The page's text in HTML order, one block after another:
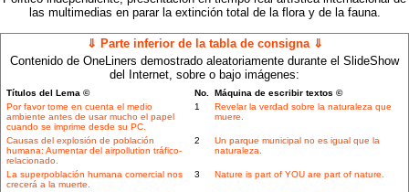
las multimedias en parar la extinción total de la flora y de la fauna.
⇓ Parte inferior de la tabla de consigna ⇓
Contenido de OneLiners demostrado aleatoriamente durante el SlideShow
del Internet, sobre o bajo imágenes:
Títulos del Lema © No. Máquina de escribir textos ©
Por favor tome en cuenta el medio
ambiente antes de usar mucho el papel
cuando se imprime desde su PC.
1
Revelar la verdad sobre la naturaleza que
muere.
Causas del explosión de población
humana: Aumentar del airpollution tráfico-
relacionado.
2
Un parque municipal no es igual que la
naturaleza.
La superpoblación humana comercial nos
crecerá a la muerte.
3 Nature is part of YOU are part of nature.